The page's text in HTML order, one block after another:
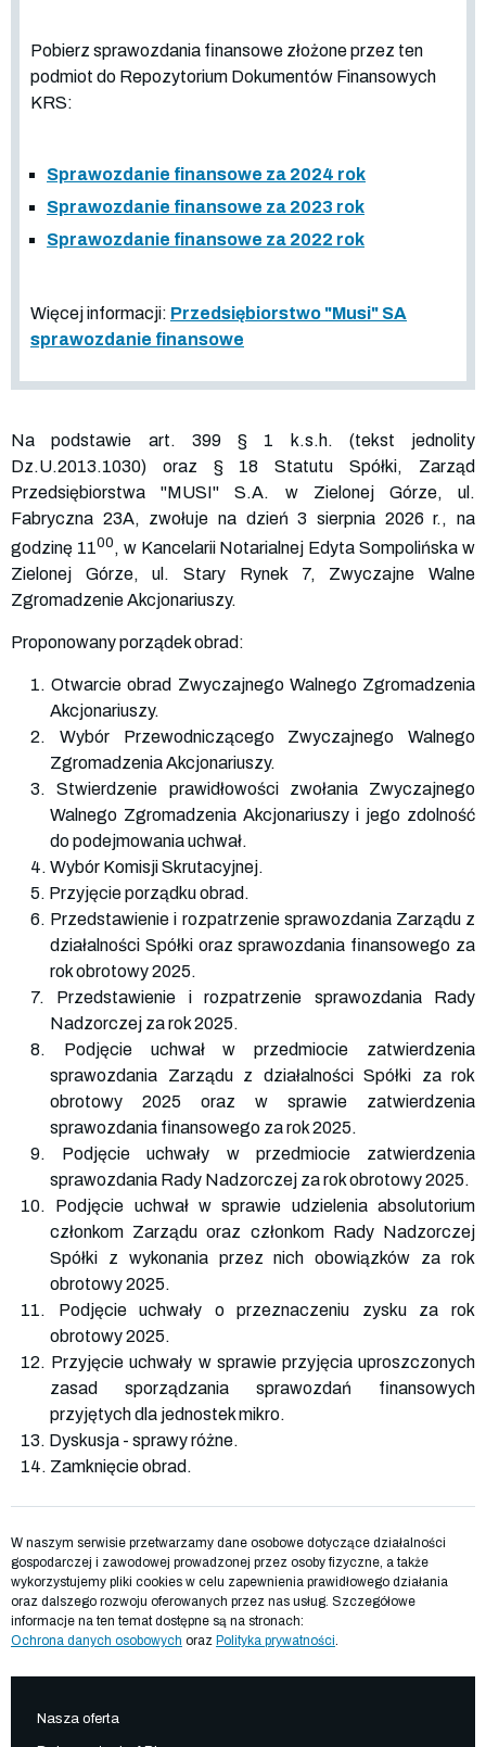
Pobierz sprawozdania finansowe złożone przez ten
podmiot do Repozytorium Dokumentów Finansowych
KRS:
Sprawozdanie finansowe za 2024 rok
Sprawozdanie finansowe za 2023 rok
Sprawozdanie finansowe za 2022 rok
Więcej informacji: Przedsiębiorstwo "Musi" SA
sprawozdanie finansowe
Na podstawie art. 399 § 1 k.s.h. (tekst jednolity
Dz.U.2013.1030) oraz § 18 Statutu Spółki, Zarząd
Przedsiębiorstwa "MUSI" S.A. w Zielonej Górze, ul.
Fabryczna 23A, zwołuje na dzień 3 sierpnia 2026 r., na
godzinę 1100 , w Kancelarii Notarialnej Edyta Sompolińska w
Zielonej Górze, ul. Stary Rynek 7, Zwyczajne Walne
Zgromadzenie Akcjonariuszy.
Proponowany porządek obrad:
1. Otwarcie obrad Zwyczajnego Walnego Zgromadzenia
Akcjonariuszy.
2. Wybór Przewodniczącego Zwyczajnego Walnego
Zgromadzenia Akcjonariuszy.
3. Stwierdzenie prawidłowości zwołania Zwyczajnego
Walnego Zgromadzenia Akcjonariuszy i jego zdolność
do podejmowania uchwał.
4. Wybór Komisji Skrutacyjnej.
5. Przyjęcie porządku obrad.
6. Przedstawienie i rozpatrzenie sprawozdania Zarządu z
działalności Spółki oraz sprawozdania finansowego za
rok obrotowy 2025.
7. Przedstawienie i rozpatrzenie sprawozdania Rady
Nadzorczej za rok 2025.
8. Podjęcie uchwał w przedmiocie zatwierdzenia
sprawozdania Zarządu z działalności Spółki za rok
obrotowy 2025 oraz w sprawie zatwierdzenia
sprawozdania finansowego za rok 2025.
9. Podjęcie uchwały w przedmiocie zatwierdzenia
sprawozdania Rady Nadzorczej za rok obrotowy 2025.
10. Podjęcie uchwał w sprawie udzielenia absolutorium
członkom Zarządu oraz członkom Rady Nadzorczej
Spółki z wykonania przez nich obowiązków za rok
obrotowy 2025.
11. Podjęcie uchwały o przeznaczeniu zysku za rok
obrotowy 2025.
12. Przyjęcie uchwały w sprawie przyjęcia uproszczonych
zasad sporządzania sprawozdań finansowych
przyjętych dla jednostek mikro.
13. Dyskusja - sprawy różne.
14. Zamknięcie obrad.
W naszym serwisie przetwarzamy dane osobowe dotyczące działalności
gospodarczej i zawodowej prowadzonej przez osoby fizyczne, a także
wykorzystujemy pliki cookies w celu zapewnienia prawidłowego działania
oraz dalszego rozwoju oferowanych przez nas usług. Szczegółowe
informacje na ten temat dostępne są na stronach:
Ochrona danych osobowych oraz Polityka prywatności.
Nasza oferta